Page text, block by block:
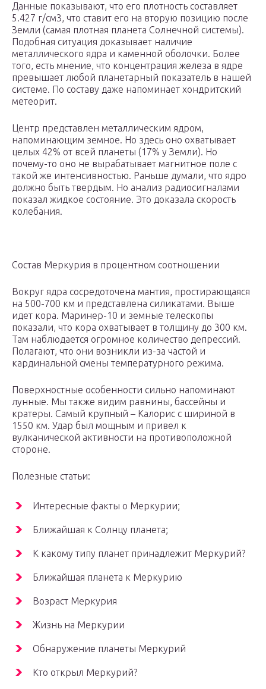
Данные показывают, что его плотность составляет
5.427 г/см3, что ставит его на вторую позицию после
Земли (самая плотная планета Солнечной системы).
Подобная ситуация доказывает наличие
металлического ядра и каменной оболочки. Более
того, есть мнение, что концентрация железа в ядре
превышает любой планетарный показатель в нашей
системе. По составу даже напоминает хондритский
метеорит.
Центр представлен металлическим ядром,
напоминающим земное. Но здесь оно охватывает
целых 42% от всей планеты (17% у Земли). Но
почему-то оно не вырабатывает магнитное поле с
такой же интенсивностью. Раньше думали, что ядро
должно быть твердым. Но анализ радиосигналами
показал жидкое состояние. Это доказала скорость
колебания.
Состав Меркурия в процентном соотношении
Вокруг ядра сосредоточена мантия, простирающаяся
на 500-700 км и представлена силикатами. Выше
идет кора. Маринер-10 и земные телескопы
показали, что кора охватывает в толщину до 300 км.
Там наблюдается огромное количество депрессий.
Полагают, что они возникли из-за частой и
кардинальной смены температурного режима.
Поверхностные особенности сильно напоминают
лунные. Мы также видим равнины, бассейны и
кратеры. Самый крупный – Калорис с шириной в
1550 км. Удар был мощным и привел к
вулканической активности на противоположной
стороне.
Полезные статьи:
Интересные факты о Меркурии;
Ближайшая к Солнцу планета;
К какому типу планет принадлежит Меркурий?
Ближайшая планета к Меркурию
Возраст Меркурия
Жизнь на Меркурии
Обнаружение планеты Меркурий
Кто открыл Меркурий?